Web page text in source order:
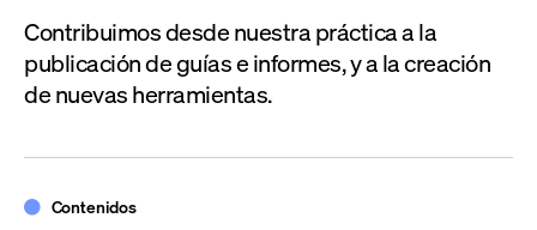
Contribuimos desde nuestra práctica a la
publicación de guías e informes, y a la creación
de nuevas herramientas.
Contenidos